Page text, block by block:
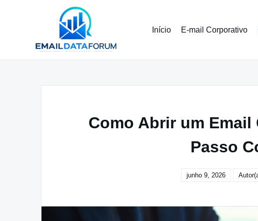
Início E-mail Corporativo
Como Abrir um
Passo
junho 9, 2026